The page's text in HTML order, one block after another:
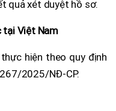
quả xét duyệt hồ sơ.
tại Việt Nam
hiện theo quy định
2025/NĐ-CP.